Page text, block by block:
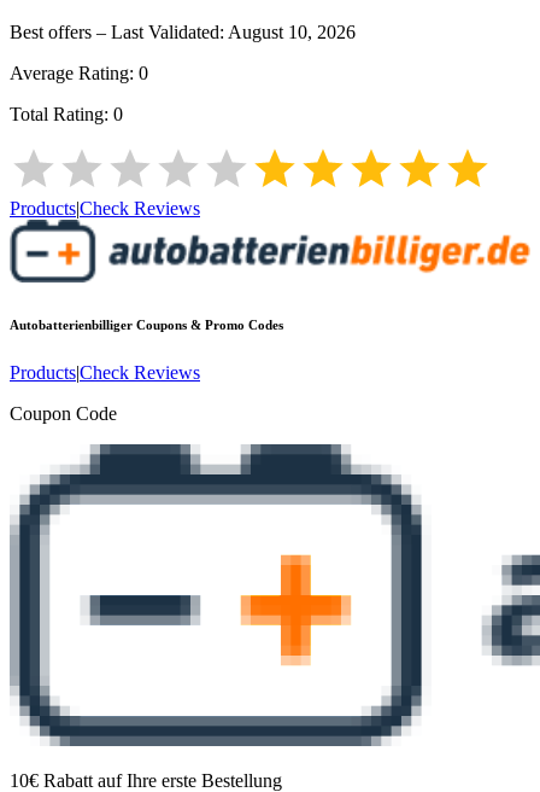
Best offers – Last Validated: August 10, 2026
Average Rating: 0
Total Rating: 0
Products|Check Reviews
Autobatterienbilliger Coupons & Promo Codes
Products|Check Reviews
Coupon Code
10€ Rabatt auf Ihre erste Bestellung